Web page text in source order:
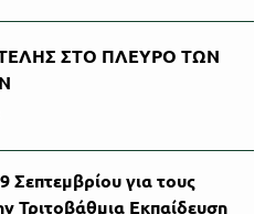
ΣΤΟ ΠΛΕΥΡΟ ΤΩΝ
Σεπτεμβρίου για τους
Τριτοβάθμια Εκπαίδευση